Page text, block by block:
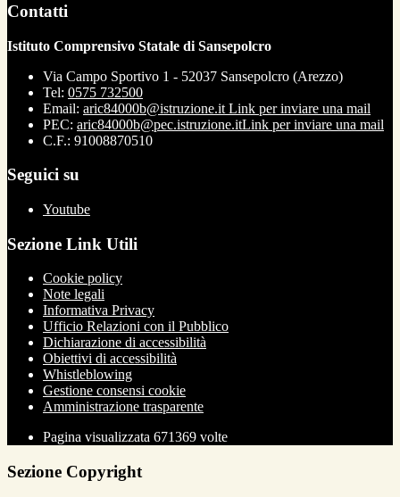
Contatti
Istituto Comprensivo Statale di Sansepolcro
Via Campo Sportivo 1 - 52037 Sansepolcro (Arezzo)
Tel: 0575 732500
Email: aric84000b@istruzione.it Link per inviare una mail
PEC: aric84000b@pec.istruzione.itLink per inviare una mail
C.F.: 91008870510
Seguici su
Youtube
Sezione Link Utili
Cookie policy
Note legali
Informativa Privacy
Ufficio Relazioni con il Pubblico
Dichiarazione di accessibilità
Obiettivi di accessibilità
Whistleblowing
Gestione consensi cookie
Amministrazione trasparente
Pagina visualizzata 671369 volte
Sezione Copyright